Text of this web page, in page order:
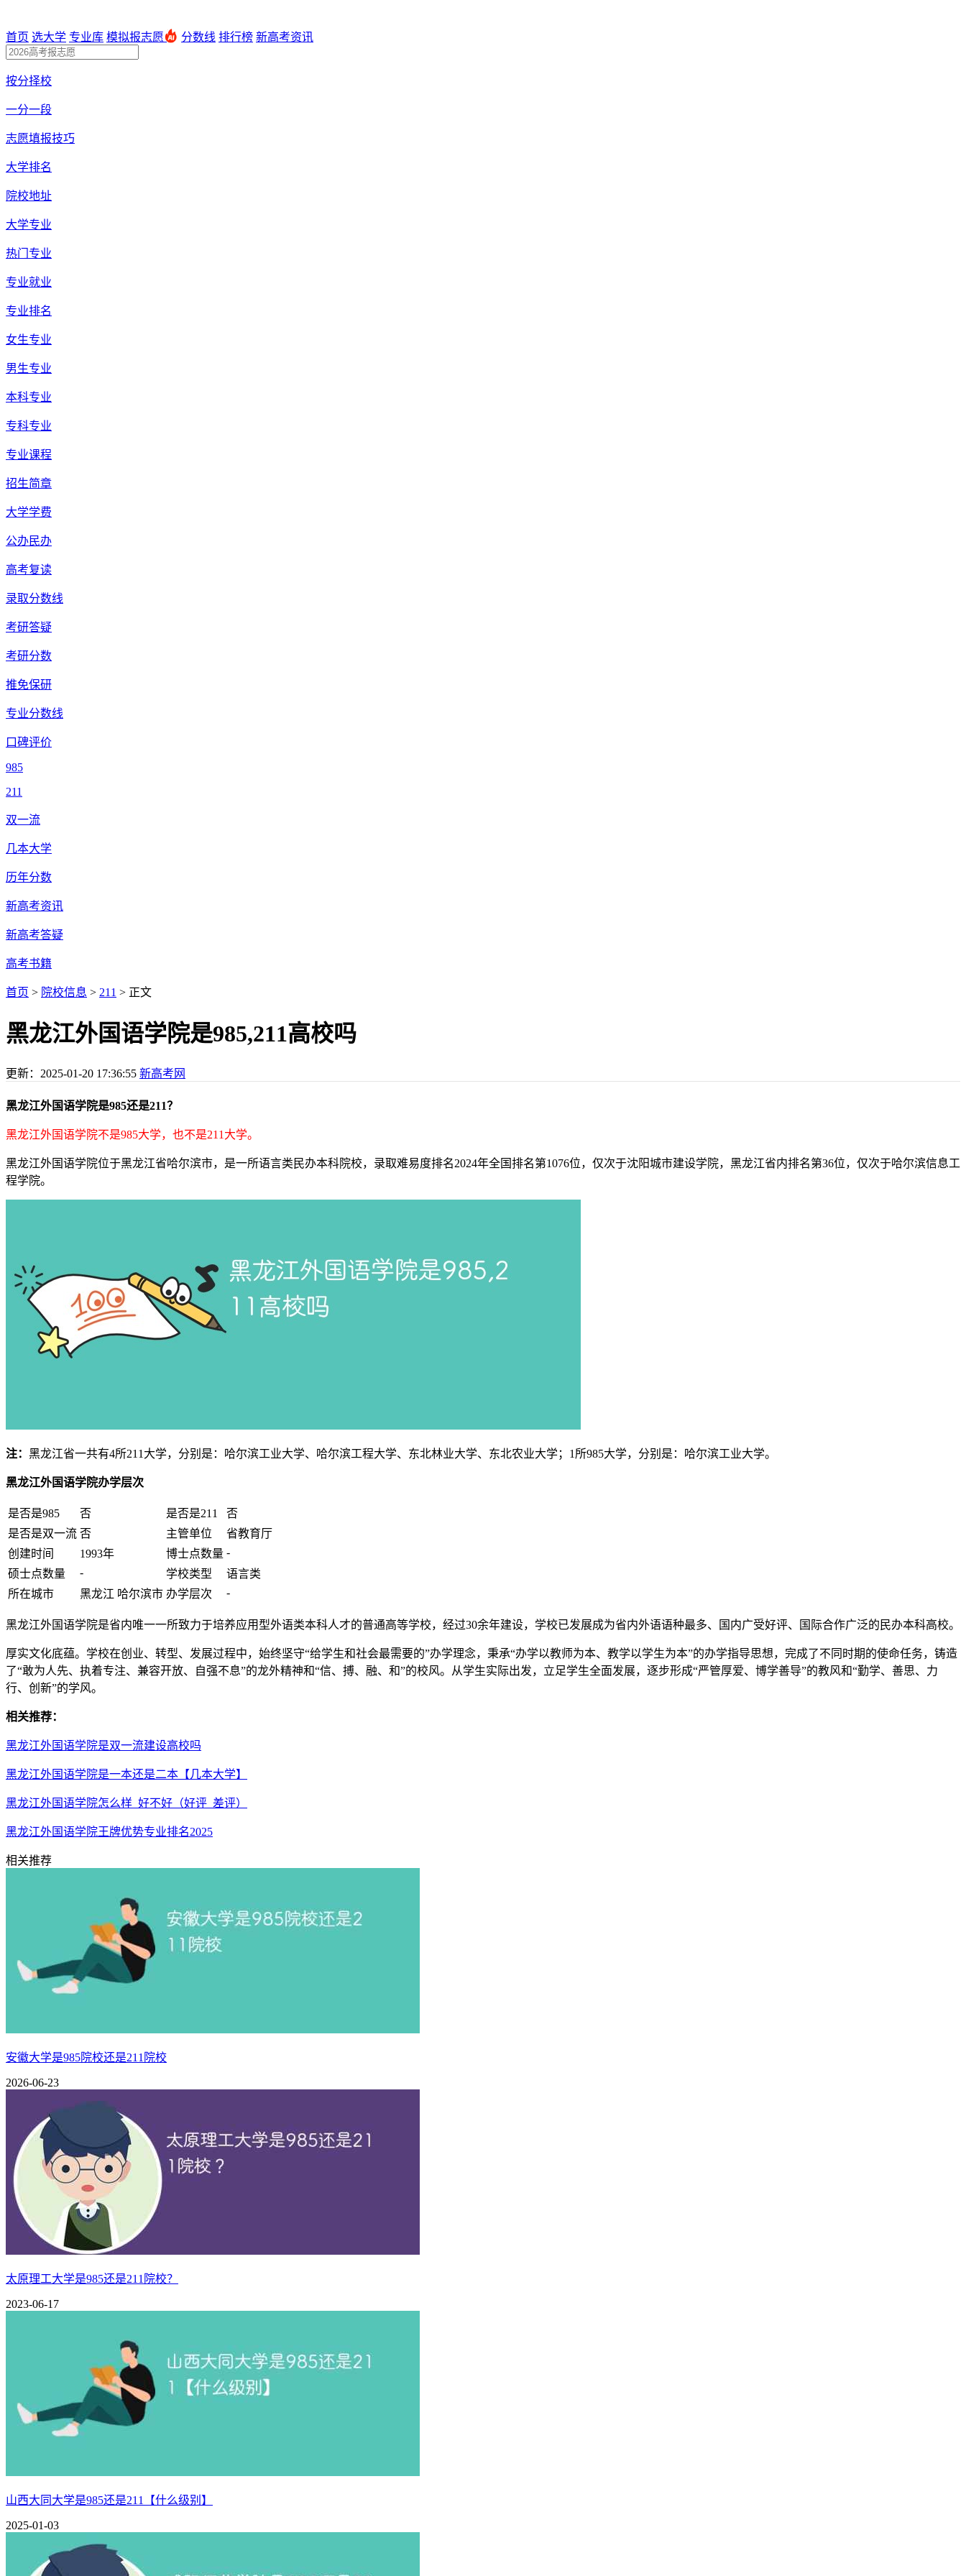
首页 选大学 专业库 模拟报志愿 分数线 排行榜 新高考资讯
按分择校
一分一段
志愿填报技巧
大学排名
院校地址
大学专业
热门专业
专业就业
专业排名
女生专业
男生专业
本科专业
专科专业
专业课程
招生简章
大学学费
公办民办
高考复读
录取分数线
考研答疑
考研分数
推免保研
专业分数线
口碑评价
985
211
双一流
几本大学
历年分数
新高考资讯
新高考答疑
高考书籍
首页 > 院校信息 > 211 > 正文
黑龙江外国语学院是985,211高校吗
更新： 2025-01-20 17:36:55 新高考网
黑龙江外国语学院是985还是211？
黑龙江外国语学院不是985大学，也不是211大学。
黑龙江外国语学院位于黑龙江省哈尔滨市，是一所语言类民办本科院校，录取难易度排名2024年全国排名第1076位，仅次于沈阳城市建设学院，黑龙江省内排名第36位，仅次于哈尔滨信息工
程学院。
注： 黑龙江省一共有4所211大学，分别是：哈尔滨工业大学、哈尔滨工程大学、东北林业大学、东北农业大学；1所985大学，分别是：哈尔滨工业大学。
黑龙江外国语学院办学层次
是否是985 否 是否是211
否
是否是双一流 否 主管单位
省教育厅
创建时间
1993年 博士点数量 -
硕士点数量
- 学校类型
语言类
所在城市
黑龙江 哈尔滨市 办学层次 -
黑龙江外国语学院是省内唯一一所致力于培养应用型外语类本科人才的普通高等学校，经过30余年建设，学校已发展成为省内外语语种最多、国内广受好评、国际合作广泛的民办本科高校。
厚实文化底蕴。学校在创业、转型、发展过程中，始终坚守“给学生和社会最需要的”办学理念，秉承“办学以教师为本、教学以学生为本”的办学指导思想，完成了不同时期的使命任务，铸造
了“敢为人先、执着专注、兼容开放、自强不息”的龙外精神和“信、搏、融、和”的校风。从学生实际出发，立足学生全面发展，逐步形成“严管厚爱、博学善导”的教风和“勤学、善思、力
行、创新”的学风。
相关推荐：
黑龙江外国语学院是双一流建设高校吗
黑龙江外国语学院是一本还是二本【几本大学】
黑龙江外国语学院怎么样_好不好（好评_差评）
黑龙江外国语学院王牌优势专业排名2025
相关推荐
安徽大学是985院校还是211院校
2026-06-23
太原理工大学是985还是211院校？
2023-06-17
山西大同大学是985还是211【什么级别】
2025-01-03